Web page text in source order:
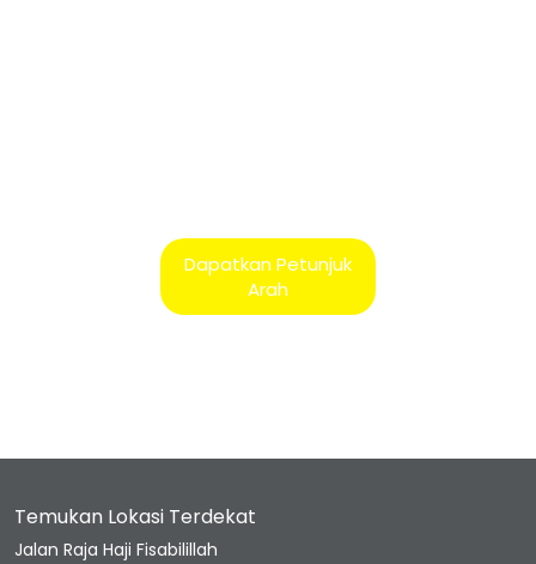
Dapatkan Petunjuk
Arah
Temukan Lokasi Terdekat
Jalan Raja Haji Fisabilillah